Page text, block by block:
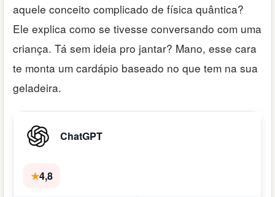
aquele conceito complicado de física quântica?
Ele explica como se tivesse conversando com uma
criança. Tá sem ideia pro jantar? Mano, esse cara
te monta um cardápio baseado no que tem na sua
geladeira.
ChatGPT
★4,8